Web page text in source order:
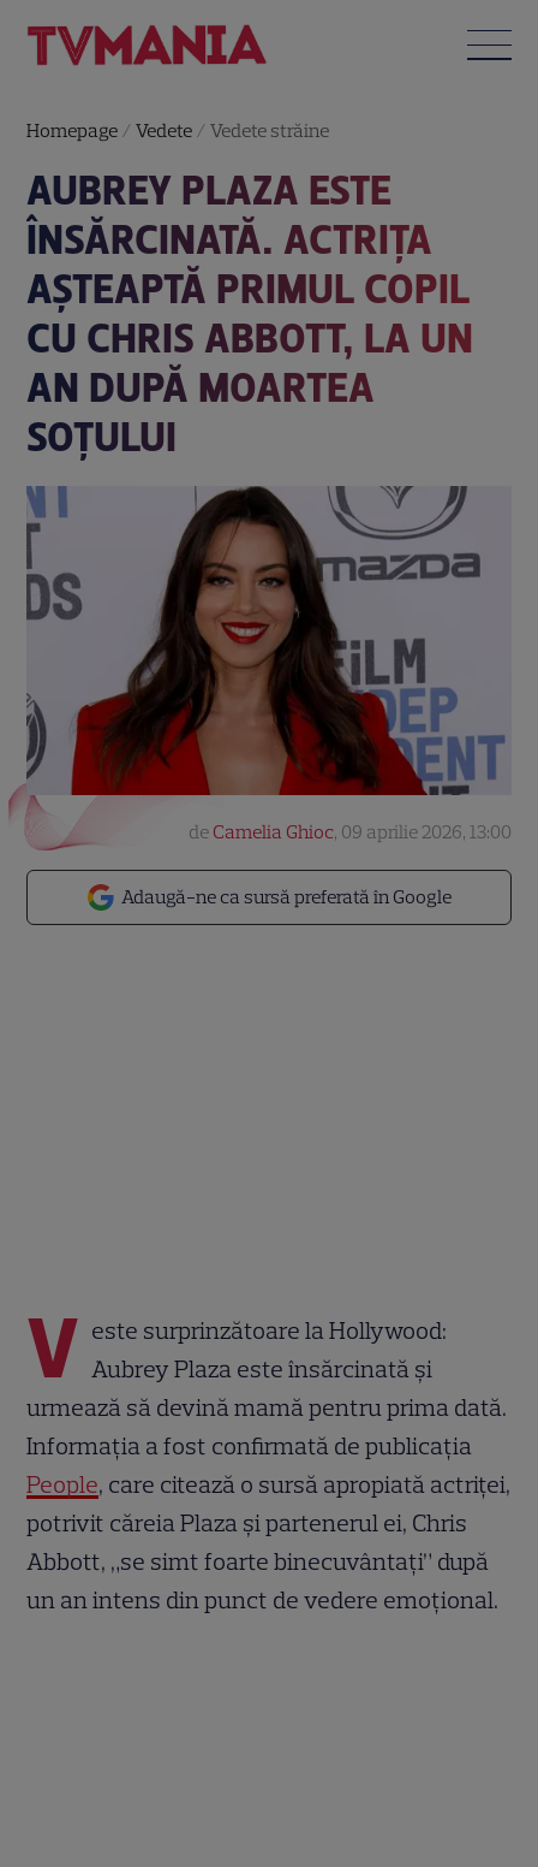
Homepage /Vedete /Vedete străine
AUBREY PLAZA ESTE
ÎNSĂRCINATĂ. ACTRIȚA
AȘTEAPTĂ PRIMUL COPIL
CU CHRIS ABBOTT, LA UN
AN DUPĂ MOARTEA
SOȚULUI
Adaugă-ne ca sursă preferată în Google
de Camelia Ghioc, 09 aprilie 2026, 13:00
V este surprinzătoare la Hollywood:
Aubrey Plaza este însărcinată și
urmează să devină mamă pentru prima dată.
Informația a fost confirmată de publicația
People, care citează o sursă apropiată actriței,
potrivit căreia Plaza și partenerul ei, Chris
Abbott, „se simt foarte binecuvântați” după
un an intens din punct de vedere emoțional.